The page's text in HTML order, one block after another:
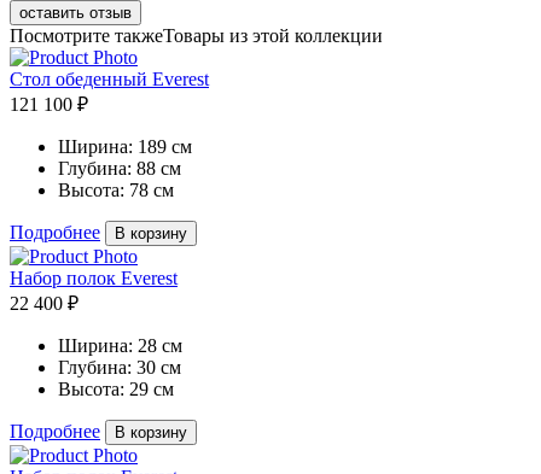
оставить отзыв
Посмотрите такжеТовары из этой коллекции
Стол обеденный Everest
121 100 ₽
Ширина: 189 см
Глубина: 88 см
Высота: 78 см
Подробнее В корзину
Набор полок Everest
22 400 ₽
Ширина: 28 см
Глубина: 30 см
Высота: 29 см
Подробнее В корзину